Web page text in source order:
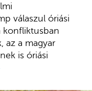
válaszul óriási
konfliktusban
az a magyar
is óriási